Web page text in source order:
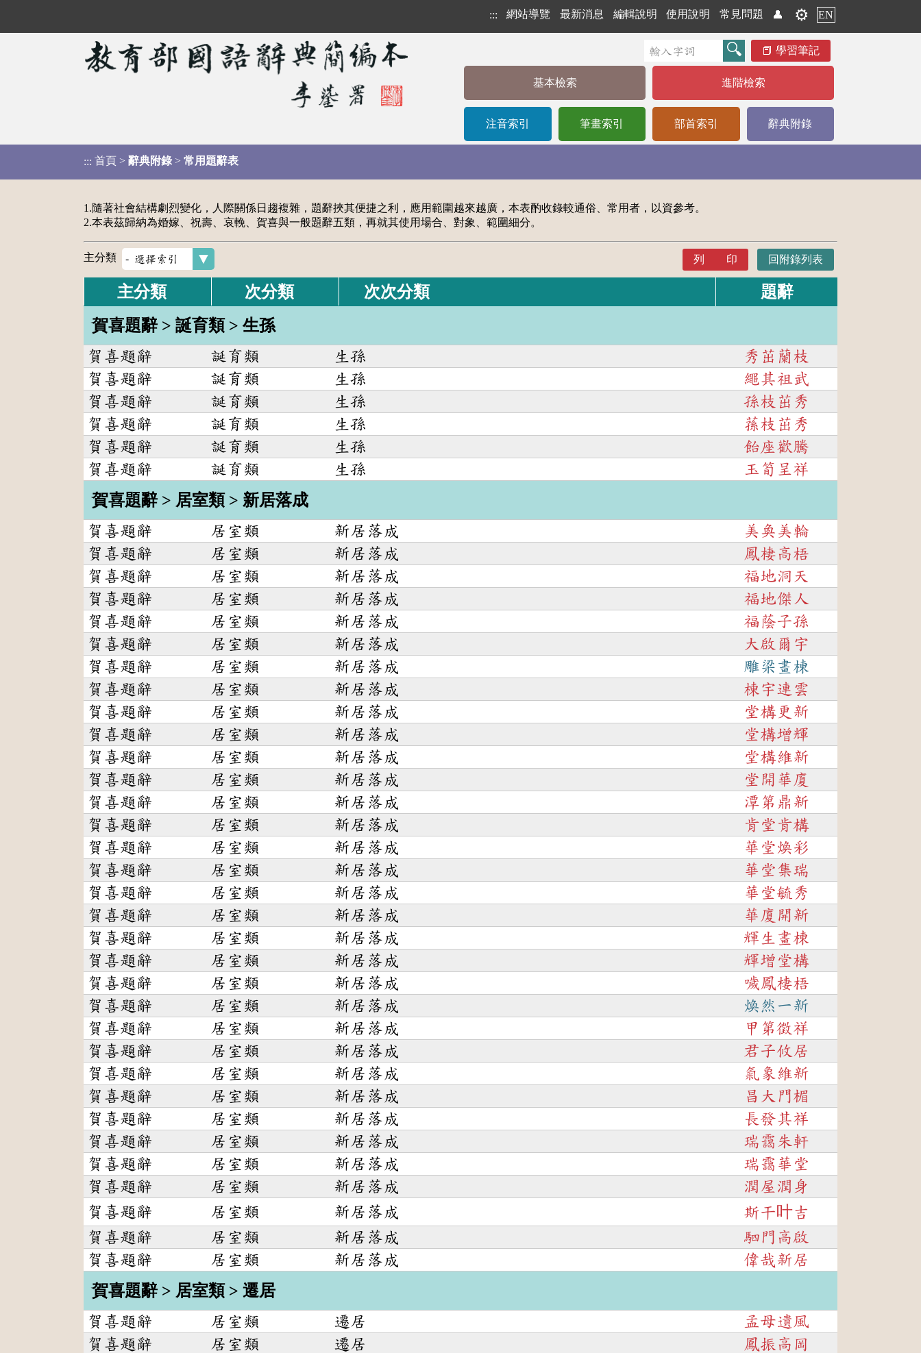
::: 網站導覽 最新消息 編輯說明 使用說明 常見問題 👤 ⚙️ EN
學習筆記
基本檢索 進階檢索
注音索引 筆畫索引 部首索引 辭典附錄
::: 首頁 > 辭典附錄 > 常用題辭表
1.隨著社會結構劇烈變化，人際關係日趨複雜，題辭挾其便捷之利，應用範圍越來越廣，本表酌收錄較通俗、常用者，以資參考。
2.本表茲歸納為婚嫁、祝壽、哀輓、賀喜與一般題辭五類，再就其使用場合、對象、範圍細分。
主分類 列 印 回附錄列表
主分類 次分類 次次分類
題辭
賀喜題辭 > 誕育類 > 生孫
賀喜題辭 誕育類 生孫
秀茁蘭枝
賀喜題辭
誕育類 生孫
繩其祖武
賀喜題辭
誕育類 生孫
孫枝茁秀
賀喜題辭
誕育類 生孫
蓀枝茁秀
賀喜題辭
誕育類 生孫
飴座歡騰
賀喜題辭
誕育類 生孫 玉筍呈祥
賀喜題辭 > 居室類 > 新居落成
賀喜題辭 居室類 新居落成
美奐美輪
賀喜題辭
居室類 新居落成
鳳棲高梧
賀喜題辭
居室類 新居落成
福地洞天
賀喜題辭
居室類 新居落成
福地傑人
賀喜題辭
居室類 新居落成
福蔭子孫
賀喜題辭
居室類 新居落成
大啟爾宇
賀喜題辭
居室類 新居落成
雕梁畫棟
賀喜題辭
居室類 新居落成
棟宇連雲
賀喜題辭
居室類 新居落成
堂構更新
賀喜題辭
居室類 新居落成
堂構增輝
賀喜題辭
居室類 新居落成
堂構維新
賀喜題辭
居室類 新居落成
堂開華廈
賀喜題辭
居室類 新居落成
潭第鼎新
賀喜題辭
居室類 新居落成
肯堂肯構
賀喜題辭
居室類 新居落成
華堂煥彩
賀喜題辭
居室類 新居落成
華堂集瑞
賀喜題辭
居室類 新居落成
華堂毓秀
賀喜題辭
居室類 新居落成
華廈開新
賀喜題辭
居室類 新居落成
輝生畫棟
賀喜題辭
居室類 新居落成
輝增堂構
賀喜題辭
居室類 新居落成
噦鳳棲梧
賀喜題辭
居室類 新居落成
煥然一新
賀喜題辭
居室類 新居落成
甲第徵祥
賀喜題辭
居室類 新居落成
君子攸居
賀喜題辭
居室類 新居落成
氣象維新
賀喜題辭
居室類 新居落成
昌大門楣
賀喜題辭
居室類 新居落成
長發其祥
賀喜題辭
居室類 新居落成
瑞靄朱軒
賀喜題辭
居室類 新居落成
瑞靄華堂
賀喜題辭
居室類 新居落成
潤屋潤身
賀喜題辭
居室類 新居落成
斯干叶吉
賀喜題辭
居室類 新居落成
駟門高啟
賀喜題辭
居室類 新居落成 偉哉新居
賀喜題辭 > 居室類 > 遷居
賀喜題辭 居室類 遷居
孟母遺風
賀喜題辭
居室類 遷居
鳳振高岡